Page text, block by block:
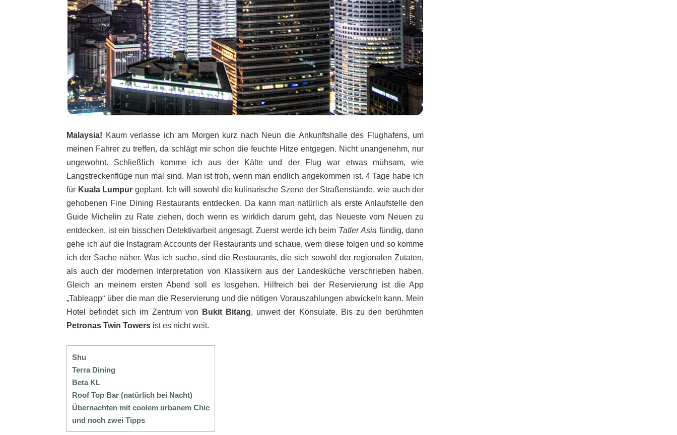
Malaysia! Kaum verlasse ich am Morgen kurz nach Neun die Ankunftshalle des Flughafens, um
meinen Fahrer zu treffen, da schlägt mir schon die feuchte Hitze entgegen. Nicht unangenehm, nur
ungewohnt. Schließlich komme ich aus der Kälte und der Flug war etwas mühsam, wie
Langstreckenflüge nun mal sind. Man ist froh, wenn man endlich angekommen ist. 4 Tage habe ich
für Kuala Lumpur geplant. Ich will sowohl die kulinarische Szene der Straßenstände, wie auch der
gehobenen Fine Dining Restaurants entdecken. Da kann man natürlich als erste Anlaufstelle den
Guide Michelin zu Rate ziehen, doch wenn es wirklich darum geht, das Neueste vom Neuen zu
entdecken, ist ein bisschen Detektivarbeit angesagt. Zuerst werde ich beim Tatler Asia fündig, dann
gehe ich auf die Instagram Accounts der Restaurants und schaue, wem diese folgen und so komme
ich der Sache näher. Was ich suche, sind die Restaurants, die sich sowohl der regionalen Zutaten,
als auch der modernen Interpretation von Klassikern aus der Landesküche verschrieben haben.
Gleich an meinem ersten Abend soll es losgehen. Hilfreich bei der Reservierung ist die App
„Tableapp“ über die man die Reservierung und die nötigen Vorauszahlungen abwickeln kann. Mein
Hotel befindet sich im Zentrum von
Bukit Bitang, unweit der Konsulate. Bis zu den berühmten
Petronas Twin Towers ist es nicht weit.
Shu
Terra Dining
Beta KL
Roof Top Bar (natürlich bei Nacht)
Übernachten mit coolem urbanem Chic
und noch zwei Tipps